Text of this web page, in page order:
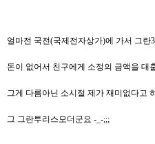
얼마전 국전(국제전자상가)에 가서 그란
돈이 없어서 친구에게 소정의 금액을 대
그게 다름아닌 소시절 제가 재미없다고
그 그란투리스모더군요 -_-;;;